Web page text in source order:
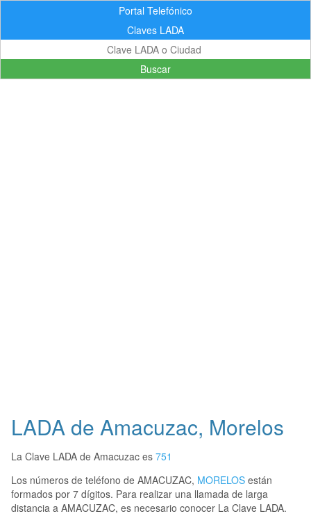
Portal Telefónico
Claves LADA
Buscar
LADA de Amacuzac, Morelos
La Clave LADA de Amacuzac es 751
Los números de teléfono de AMACUZAC, MORELOS están
formados por 7 dígitos. Para realizar una llamada de larga
distancia a AMACUZAC, es necesario conocer La Clave LADA.